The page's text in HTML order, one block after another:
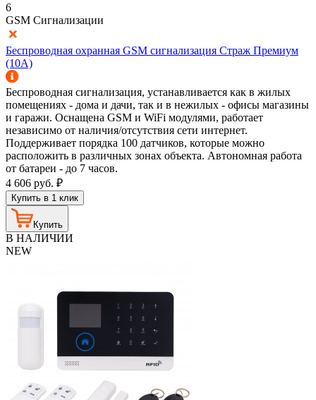
6
GSM Сигнализации
Беспроводная охранная GSM сигнализация Страж Премиум
(10A)
Беспроводная сигнализация, устанавливается как в жилых
помещениях - дома и дачи, так и в нежилых - офисы магазины
и гаражи. Оснащена GSM и WiFi модулями, работает
независимо от наличия/отсутствия сети интернет.
Поддерживает порядка 100 датчиков, которые можно
расположить в различных зонах объекта. Автономная работа
от батареи - до 7 часов.
4 606 руб. ₽
Купить в 1 клик
Купить
В НАЛИЧИИ
NEW